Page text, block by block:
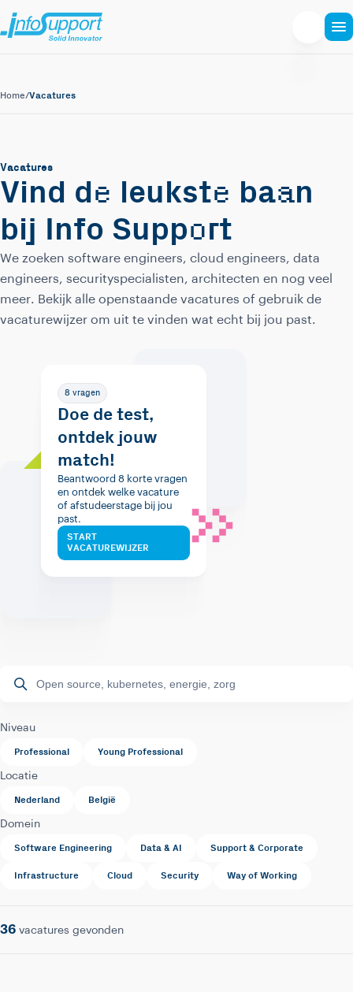
Home/Vacatures
Vacatures
Vind de leukste baan
bij Info Support
We zoeken software engineers, cloud engineers, data
engineers, securityspecialisten, architecten en nog veel
meer. Bekijk alle openstaande vacatures of gebruik de
vacaturewijzer om uit te vinden wat echt bij jou past.
8 vragen
Doe de test,
ontdek jouw
match!
Beantwoord 8 korte vragen
en ontdek welke vacature
of afstudeerstage bij jou
past.
START
VACATUREWIJZER
Niveau
Professional Young Professional
Locatie
Nederland België
Domein
Software Engineering Data & AI Support & Corporate
Infrastructure Cloud Security Way of Working
36 vacatures gevonden